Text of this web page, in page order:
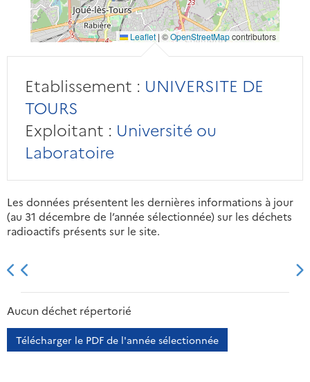
Leaflet | ©OpenStreetMapcontributors
Etablissement : UNIVERSITE DE
TOURS
Exploitant : Université ou
Laboratoire
Les données présentent les dernières informations à jour
(au 31 décembre de l’année sélectionnée) sur les déchets
radioactifs présents sur le site.
2013 2014
Aucun déchet répertorié
Télécharger le PDF de l'année sélectionnée